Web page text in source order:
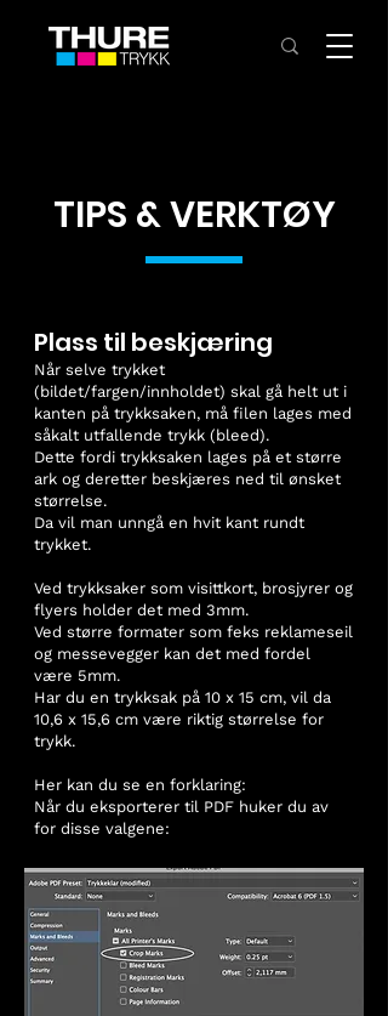
TIPS & VERKTØY
Plass til beskjæring
Når selve trykket
(bildet/fargen/innholdet) skal gå helt ut i
kanten på trykksaken, må filen lages med
såkalt utfallende trykk (bleed).
Dette fordi trykksaken lages på et større
ark og deretter beskjæres ned til ønsket
størrelse.
Da vil man unngå en hvit kant rundt
trykket.
Ved trykksaker som visittkort, brosjyrer og
flyers holder det med 3mm.
Ved større formater som feks reklameseil
og messevegger kan det med fordel
være 5mm.
Har du en trykksak på 10 x 15 cm, vil da
10,6 x 15,6 cm være riktig størrelse for
trykk.
Her kan du se en forklaring:
Når du eksporterer til PDF huker du av
for disse valgene: